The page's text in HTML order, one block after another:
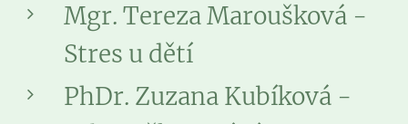
Mgr. Tereza Maroušková -
Stres u dětí
PhDr. Zuzana Kubíková -